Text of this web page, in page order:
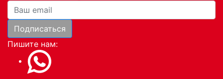
Ваша почта
Подписаться
Пишите нам: